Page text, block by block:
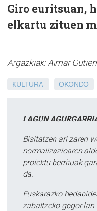
Giro euritsuan,
elkartu zituen
Argazkiak: Aimar
KULTURA OKONDO
LAGUN
Bisitatzen ari zaren
normalizazioaren
proiektu berrituak
da.
Euskarazko
zabaltzeko gogor lan